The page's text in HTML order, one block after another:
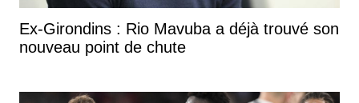
Ex-Girondins : Rio Mavuba a déjà trouvé son
nouveau point de chute